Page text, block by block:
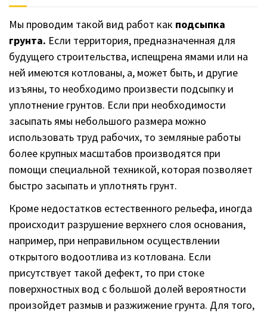
Мы проводим такой вид работ как подсыпка
грунта. Если территория, предназначенная для
будущего строительства, испещрена ямами или на
ней имеются котлованы, а, может быть, и другие
изъяны, то необходимо произвести подсыпку и
уплотнение грунтов. Если при необходимости
засыпать ямы небольшого размера можно
использовать труд рабочих, то земляные работы
более крупных масштабов производятся при
помощи специальной техникой, которая позволяет
быстро засыпать и уплотнять грунт.
Кроме недостатков естественного рельефа, иногда
происходит разрушение верхнего слоя основания,
например, при неправильном осуществлении
открытого водоотлива из котлована. Если
присутствует такой дефект, то при стоке
поверхностных вод с большой долей вероятности
произойдет размыв и разжижение грунта. Для того,